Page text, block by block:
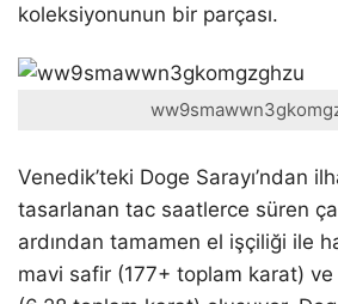
koleksiyonunun bir parçası.
Venedik’teki Doge Sarayı’ndan
tasarlanan tac saatlerce süren
ardından tamamen el işçiliği ile
mavi safir (177+ toplam karat)